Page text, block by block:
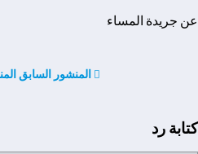
عن جريدة المساء
المنشور السابق
كتابة رد